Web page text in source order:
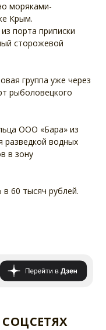
моряками-
Крым.
порта приписки
сторожевой
группа уже через
рыболовецкого
ООО «Бара» из
водных
в зону
60 тысяч рублей.